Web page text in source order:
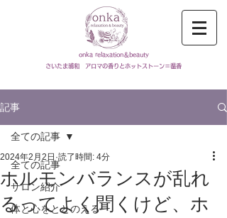
onka relaxation＆beauty
​さいたま浦和 アロマの香りとホットストーン＝温香
記事
全ての記事
サロン紹介
体と心をととのえる
全ての記事
ホルモンバランスが乱れ
るってよく聞くけど、ホ
2024年2月2日 読了時間: 4分